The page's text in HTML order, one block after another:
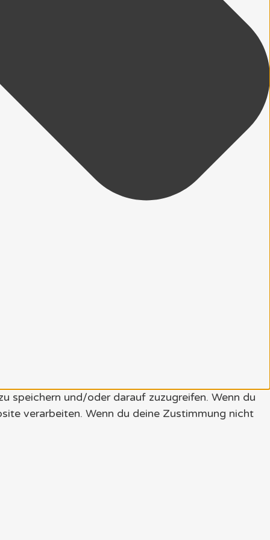
speichern und/oder darauf zuzugreifen. Wenn du
verarbeiten. Wenn du deine Zustimmung nicht